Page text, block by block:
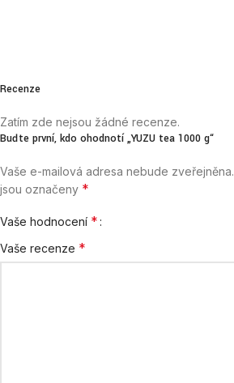
Recenze
Zatím zde nejsou žádné recenze.
Buďte první, kdo ohodnotí „YUZU tea 1000 g“
Vaše e-mailová adresa nebude zveřejněna.
jsou označeny *
Vaše hodnocení *
Vaše recenze *